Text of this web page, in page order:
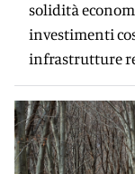
solidità
investimenti
infrastrutture